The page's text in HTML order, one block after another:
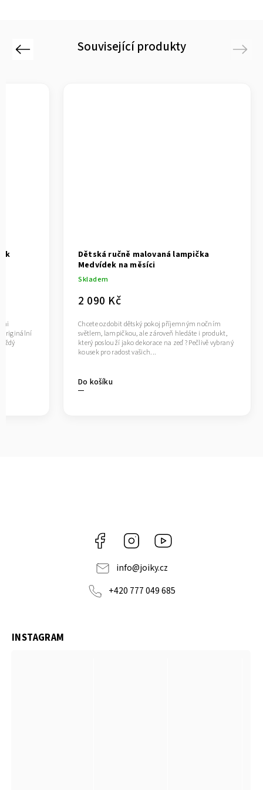
Související produkty
Previous
Originální
Dětská ručně malovaná lampička
Medvídek na měsíci
Skladem
2 090 Kč
Do košíku
Chcete ozdobit dětský pokoj příjemným nočním
světlem, lampičkou, ale zároveň hledáte i produkt,
který poslouží jako dekorace na zeď ? Pečlivě vybraný
kousek pro radost vašich...
Next
Facebook Instagram
info@joiky.cz
+420 777 049 685
INSTAGRAM